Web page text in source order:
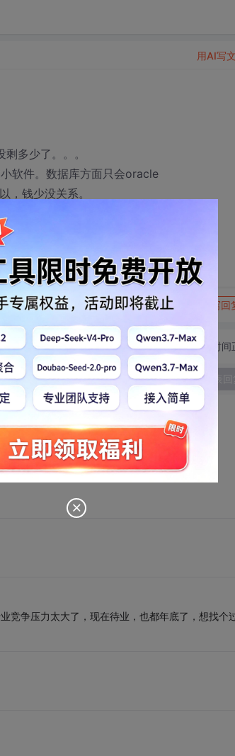
多少了。。。
软件。数据库方面只会oracle
，钱少没关系。
举报 写回
用AI写
切换为时间
发表回
竞争压力太大了，现在待业，也都年底了，想找个